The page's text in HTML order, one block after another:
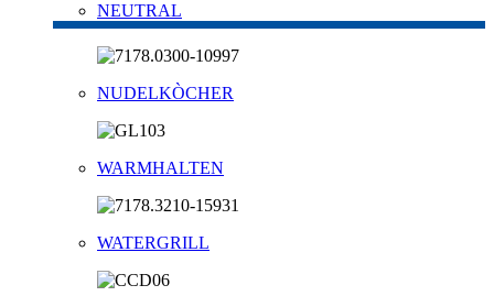
NEUTRAL
NUDELKÒCHER
WARMHALTEN
WATERGRILL